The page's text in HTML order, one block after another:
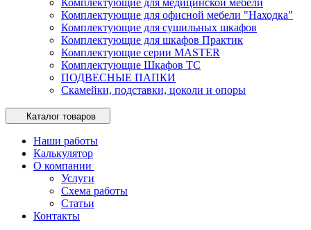
Комплектующие для медицинской мебели
Комплектующие для офисной мебели "Находка"
Комплектующие для сушильных шкафов
Комплектующие для шкафов Практик
Комплектующие серии MASTER
Комплектующие Шкафов ТС
ПОДВЕСНЫЕ ПАПКИ
Скамейки, подставки, цоколи и опоры
Каталог товаров
Наши работы
Калькулятор
О компании
Услуги
Схема работы
Статьи
Контакты